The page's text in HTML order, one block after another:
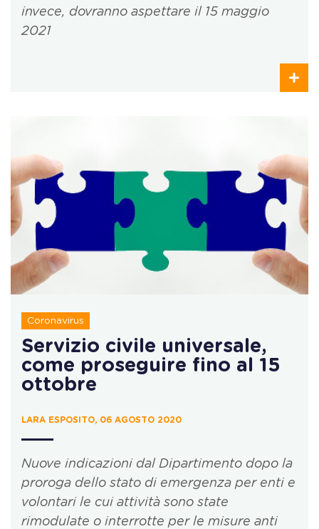
invece, dovranno aspettare il 15 maggio
2021
Coronavirus
Servizio civile universale,
come proseguire fino al 15
ottobre
LARA ESPOSITO, 06 AGOSTO 2020
Nuove indicazioni dal Dipartimento dopo la
proroga dello stato di emergenza per enti e
volontari le cui attività sono state
rimodulate o interrotte per le misure anti